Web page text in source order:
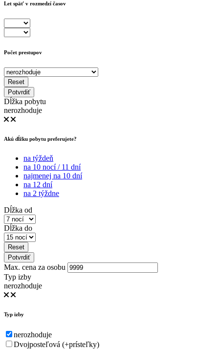
Let späť v rozmedzí časov
Počet prestupov
Reset
Potvrdiť
Dĺžka pobytu
nerozhoduje
Akú dĺžku pobytu preferujete?
na týždeň
na 10 nocí / 11 dní
najmenej na 10 dní
na 12 dní
na 2 týždne
Dĺžka od
Dĺžka do
Reset
Potvrdiť
Max. cena za osobu
Typ izby
nerozhoduje
Typ izby
nerozhoduje
Dvojposteľová (+prísteľky)